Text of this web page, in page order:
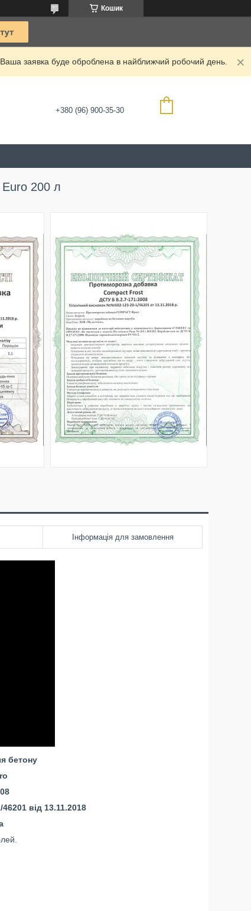
Кошик
заявка буде оброблена в найближчий робочий день.
+380 (96) 900-35-30
200 л
Інформація для замовлення
бетону
від 13.11.2018